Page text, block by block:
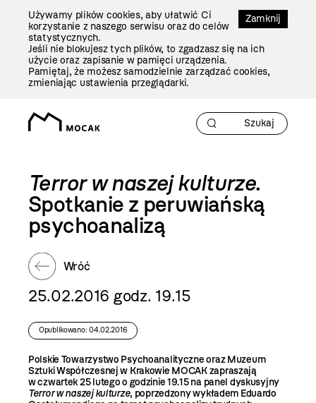
Zamknij
Używamy plików cookies, aby ułatwić Ci
korzystanie z naszego serwisu oraz do celów
statystycznych.
Jeśli nie blokujesz tych plików, to zgadzasz się na ich
użycie oraz zapisanie w pamięci urządzenia.
Pamiętaj, że możesz samodzielnie zarządzać cookies,
zmieniając ustawienia przeglądarki.
Terror w naszej kulturze.
Spotkanie z peruwiańską
psychoanalizą
Wróć
25.02.2016 godz. 19.15
Opublikowano: 04.02.2016
Polskie Towarzystwo Psychoanalityczne oraz Muzeum
Sztuki Współczesnej w Krakowie MOCAK zapraszają
w czwartek 25 lutego o godzinie 19.15 na panel dyskusyjny
Terror w naszej kulturze, poprzedzony wykładem Eduardo